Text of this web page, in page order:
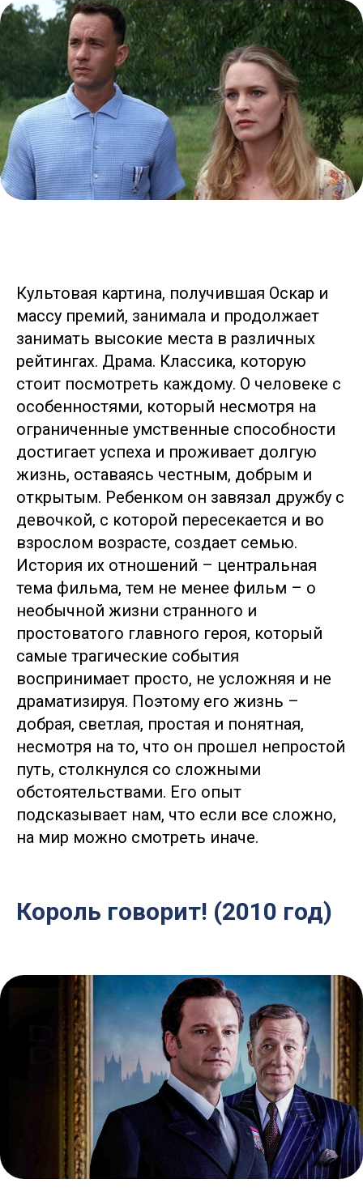
Культовая картина, получившая Оскар и
массу премий, занимала и продолжает
занимать высокие места в различных
рейтингах. Драма. Классика, которую
стоит посмотреть каждому. О человеке с
особенностями, который несмотря на
ограниченные умственные способности
достигает успеха и проживает долгую
жизнь, оставаясь честным, добрым и
открытым. Ребенком он завязал дружбу с
девочкой, с которой пересекается и во
взрослом возрасте, создает семью.
История их отношений – центральная
тема фильма, тем не менее фильм – о
необычной жизни странного и
простоватого главного героя, который
самые трагические события
воспринимает просто, не усложняя и не
драматизируя. Поэтому его жизнь –
добрая, светлая, простая и понятная,
несмотря на то, что он прошел непростой
путь, столкнулся со сложными
обстоятельствами. Его опыт
подсказывает нам, что если все сложно,
на мир можно смотреть иначе.
Король говорит! (2010 год)